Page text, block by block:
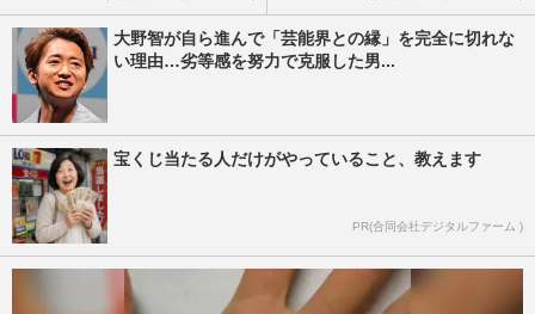
大野智が自ら進んで「芸能界との縁」を完全に切れな
い理由…劣等感を努力で克服した男...
宝くじ当たる人だけがやっていること、教えます
PR(合同会社デジタルファーム )